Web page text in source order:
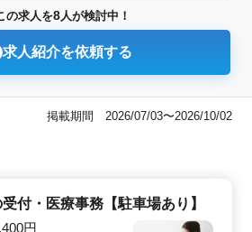
の求人を8人が検討中！
求人紹介を依頼する
掲載期間 2026/07/03〜2026/10/02
付・医療事務【駐車場あり】
円